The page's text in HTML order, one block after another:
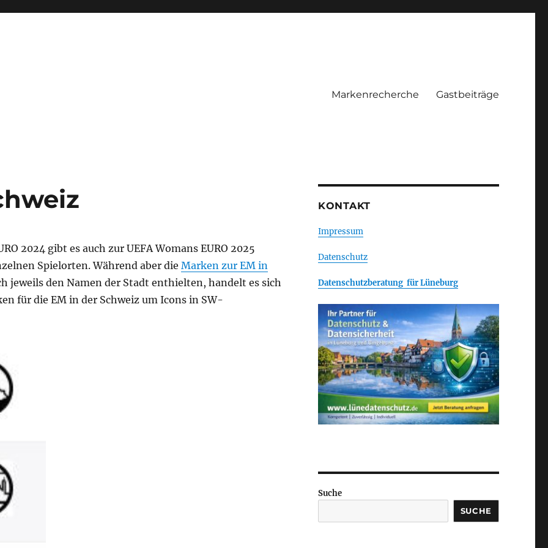
Markenrecherche Gastbeiträge
2024 gibt es auch zur UEFA Womans EURO 2025
Spielorten. Während aber die Marken zur EM in
jeweils den Namen der Stadt enthielten, handelt es sich
für die EM in der Schweiz um Icons in SW-
KONTAKT
Impressum
Datenschutz
Datenschutzberatung für Lüneburg
Suche
SUCHE